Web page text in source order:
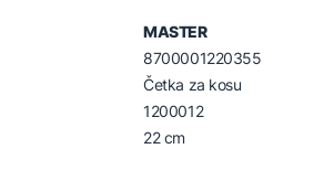
MASTER
8700001220355
Četka za kosu
1200012
22 cm